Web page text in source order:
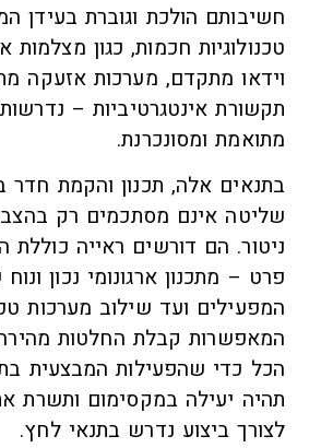
חשיבותם הולכת וגוברת בעידן
טכנולוגיות חכמות, כגון
וידאו מתקדם, מערכות אזעקה
תקשורת אינטגרטיביות –
מתואמת ומסונכרנת.
בתנאים אלה, תכנון והקמת חדר
שליטה אינם מסתכמים רק
ניטור. הם דורשים ראייה
פרט – מתכנון ארגונומי נכון
המפעילים ועד שילוב מערכות
המאפשרות קבלת החלטות מהירה
הכל כדי שהפעילות המבצעית
תהיה יעילה במקסימום ותשרת
לצורך ביצוע נדרש בתנאי לחץ.